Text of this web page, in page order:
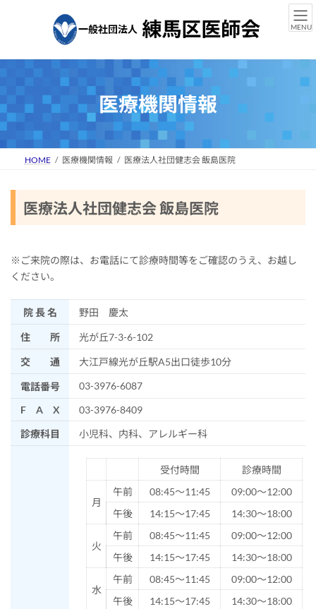
ツ
キ
ッ
プ
シ
に
移
動
医療機関情報
HOME 医療機関情報 医療法人社団健志会 飯島医院
医療法人社団健志会 飯島医院
※ご来院の際は、お電話にて診療時間等をご確認のうえ、お越し
ください。
院 長 名 野田 慶太
住 所 光が丘7-3-6-102
交 通 大江戸線光が丘駅A5出口徒歩10分
電話番号
03-3976-6087
F A X
03-3976-8409
診療科目
小児科、内科、アレルギー科
受付時間 診療時間
月
午前 08:45～11:45
09:00～12:00
午後
14:15～17:45 14:30～18:00
火
午前 08:45～11:45
09:00～12:00
午後
14:15～17:45 14:30～18:00
水
午前 08:45～11:45
09:00～12:00
午後
14:15～17:45 14:30～18:00
MENU